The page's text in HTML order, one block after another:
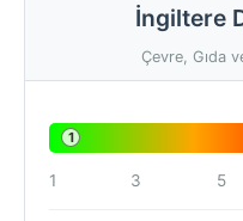
İngiltere
Çevre, Gıda
1
1 3 5